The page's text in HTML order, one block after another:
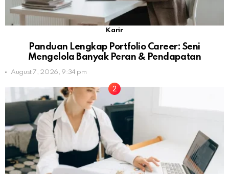
Karir
Panduan Lengkap Portfolio Career: Seni
Mengelola Banyak Peran & Pendapatan
August 7, 2026, 9:34 pm